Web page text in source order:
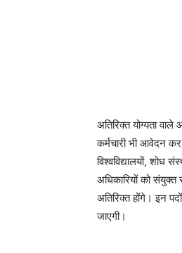
अतिरिक्त योग्यता
कर्मचारी भी आवेदन
विश्वविद्यालयों,
अधिकारियों को
अतिरिक्त होंगे। इन
जाएगी।